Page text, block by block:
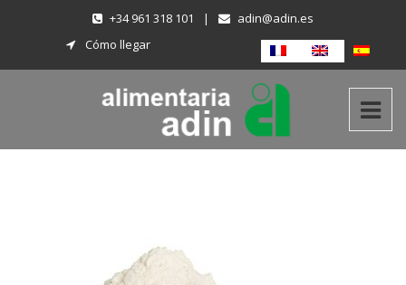
+34 961 318 101 |
adin@adin.es
Cómo llegar